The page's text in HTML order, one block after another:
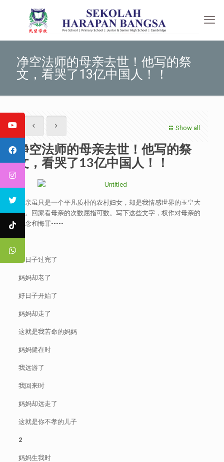
净空法师的母亲去世！他写的祭
文，看哭了13亿中国人！！
Show all
净空法师的母亲去世！他写的祭
文，看哭了13亿中国人！！
母亲虽只是一个平凡质朴的农村妇女，却是我情感世界的玉皇大
帝。回家看母亲的次数屈指可数。写下这些文字，权作对母亲的
思念和悔罪•••••
苦日子过完了
妈妈却老了
好日子开始了
妈妈却走了
这就是我苦命的妈妈
妈妈健在时
我远游了
我回来时
妈妈却远走了
这就是你不孝的儿子
2
妈妈生我时